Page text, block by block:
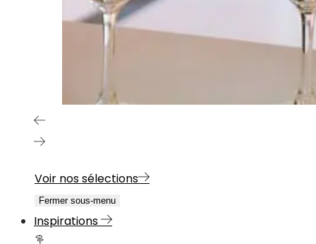
Voir nos sélections
Fermer sous-menu
Inspirations